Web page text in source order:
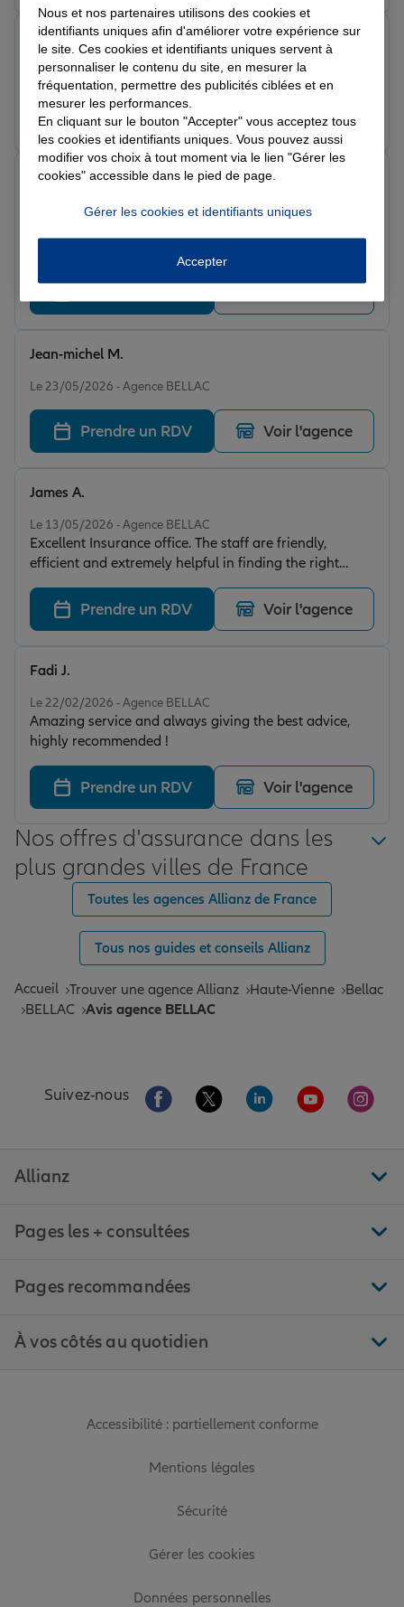
Note de 5 sur 5
Le 27/05/2026 - Agence BELLAC
peter o.
Prendre un RDV Voir l'agence
Le 26/05/2026 - Agence BELLAC
Helen S.
Le 23/05/2026 - Agence BELLAC
Jean-michel M.
Prendre un RDV Voir l'agence
Le 13/05/2026 - Agence BELLAC
Excellent Insurance office. The staff are friendly,
efficient and extremely helpful in finding the right
policy for your requirements. 5⭐️
James A.
Prendre un RDV Voir l'agence
Le 22/02/2026 - Agence BELLAC
Amazing service and always giving the best advice,
highly recommended !
Fadi J.
Prendre un RDV Voir l'agence
Nos offres d'assurance dans les
plus grandes villes de France
Toutes les agences Allianz de France
Tous nos guides et conseils Allianz
Accueil Trouver une agence Allianz Haute-Vienne
Bellac
BELLAC Avis agence BELLAC
Suivez-nous Aller sur la page Facebook de Allianz
Aller sur la page Twitter de
Aller sur la page
Aller sur la
Aller
Allianz
Pages les + consultées
Pages recommandées
À vos côtés au quotidien
Accessibilité : partiellement conforme
Mentions légales
Sécurité
Gérer les cookies
Données personnelles
Nous et nos partenaires utilisons des cookies et
identifiants uniques afin d'améliorer votre expérience sur
le site. Ces cookies et identifiants uniques servent à
personnaliser le contenu du site, en mesurer la
fréquentation, permettre des publicités ciblées et en
mesurer les performances.
En cliquant sur le bouton "Accepter" vous acceptez tous
les cookies et identifiants uniques. Vous pouvez aussi
modifier vos choix à tout moment via le lien "Gérer les
cookies" accessible dans le pied de page.
Gérer les cookies et identifiants uniques
Accepter